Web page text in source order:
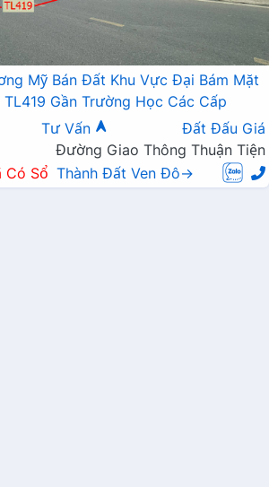
Mỹ Bán Đất Khu Vực Đại Bám Mặt
Gần Trường Học Các Cấp
Tư Vấn
Đất Đấu Giá
Đường Giao Thông Thuận Tiện
Có Sổ Thành Đất Ven Đô→